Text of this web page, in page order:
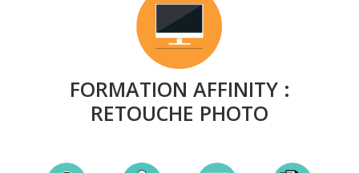
FORMATION AFFINITY :
RETOUCHE PHOTO